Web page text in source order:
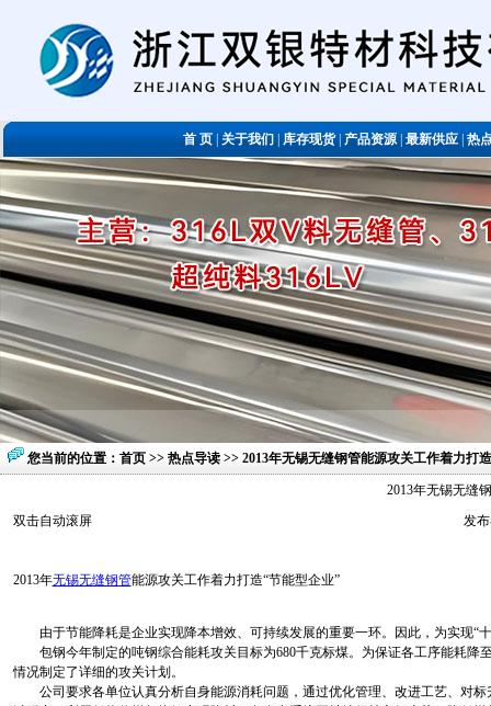
首 页关于我们库存现货|产品资源|最新供应|热
您当前的位置： 首页 >> 热点导读 >> 2013年无锡无缝钢管能源攻关工作着力打
2013年无锡无缝
双击自动滚屏
发
2013年无锡无缝钢管能源攻关工作着力打造“节能型企业”
由于节能降耗是企业实现降本增效、可持续发展的重要一环。因此，为实现“
包钢今年制定的吨钢综合能耗攻关目标为680千克标煤。为保证各工序能耗降
情况制定了详细的攻关计划。
公司要求各单位认真分析自身能源消耗问题，通过优化管理、改进工艺、对标